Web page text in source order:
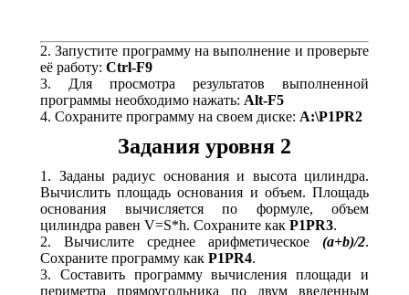
2. Запустите программу на выполнение и проверьте
её работу: Ctrl-F9
3. Для просмотра результатов выполненной
программы необходимо нажать: Alt-F5
4. Сохраните программу на своем диске: A:\P1PR2
Задания уровня 2
1. Заданы радиус основания и высота цилиндра.
Вычислить площадь основания и объем. Площадь
основания вычисляется по формуле, объем
цилиндра равен V=S*h. Сохраните как P1PR3.
2. Вычислите среднее арифметическое (a+b)/2.
Сохраните программу как P1PR4.
3. Составить программу вычисления площади и
периметра прямоугольника по двум введенным